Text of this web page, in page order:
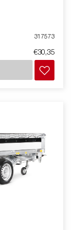
317573
€30,35